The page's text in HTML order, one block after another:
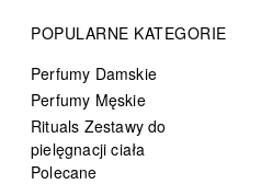
POPULARNE KATEGORIE
Perfumy Damskie
Perfumy Męskie
Rituals Zestawy do
pielęgnacji ciała
Polecane